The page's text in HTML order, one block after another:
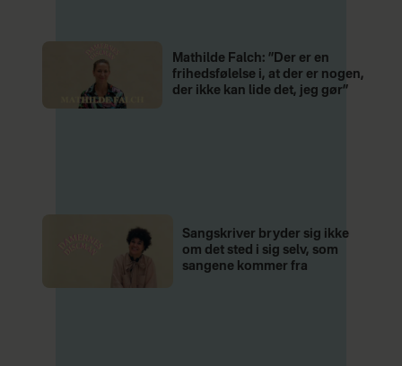
Mathilde Falch: ”Der er en
frihedsfølelse i, at der er nogen,
der ikke kan lide det, jeg gør”
Sangskriver bryder sig ikke
om det sted i sig selv, som
sangene kommer fra